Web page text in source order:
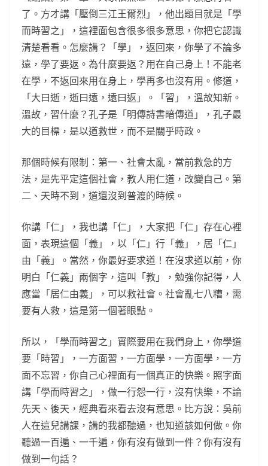
了。方才講「壓倒三江王爾烈」，他出題目就是「學
而時習之」，這裡面包含很多很多意思，你把它認識
清楚看看。怎麼講？「學」，返回來，你學了不論多
遠，學了要返。為什麼要返？用在自己身上！不能老
在學，不返回來用在身上，學再多也沒有用。修道，
「大曰逝，逝曰遠，遠曰返」。「習」，溫故知新。
溫故，習什麼？孔子是「明傳詩書暗傳道」，孔子最
大的目標，是以道救世，而不是關乎時政。
那個時候有限制：第一、社會太亂，當前救急的方
法，是先平定這個社會，教人用仁道，改變自己。第
二、天時不到，道還沒到普渡的時候。
你講「仁」，我也講「仁」，大家把「仁」存在心裡
面，表現這個「義」，以「仁」行「義」，居「仁」
由「義」。當然，你最好要求道！在沒求道以前，你
明白「仁義」兩個字，這叫「教」，勉強你記得，人
應當「居仁由義」，可以救社會。社會亂七八糟，需
要有人救，這是第一個著眼點。
所以，「學而時習之」實際要用在我們身上，你學道
要「時習」，一方面習，一方面學，一方面學，一方
面不忘習，你自己心裡面有一個真正的快樂。照字面
講「學而時習之」，做一行怨一行，沒有快樂，不論
先天、後天，經典看來看去沒有意思。比方說：吳前
人在這兒講課，講的我都聽過，也知道該如何做。你
聽過一百遍、一千遍，你有沒有做到一件？你有沒有
做到一句話？